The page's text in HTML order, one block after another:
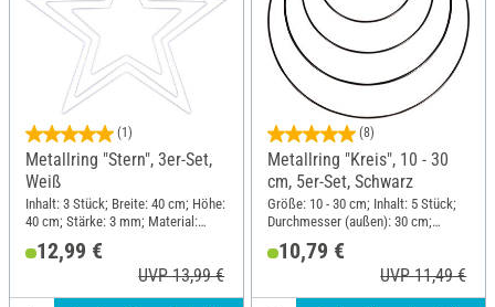
(1)
Metallring "Stern", 3er-Set,
Weiß
Inhalt: 3 Stück; Breite: 40 cm; Höhe:
40 cm; Stärke: 3 mm; Material:
12,99 €
UVP 13,99 €
(8)
Metallring "Kreis", 10 - 30
cm, 5er-Set, Schwarz
Größe: 10 - 30 cm; Inhalt: 5 Stück;
Durchmesser (außen): 30 cm;
10,79 €
UVP 11,49 €